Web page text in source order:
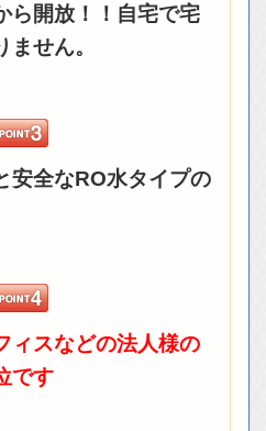
ら開放！！自宅で宅
せん。
安全なRO水タイプの
ィスなどの法人様の
です